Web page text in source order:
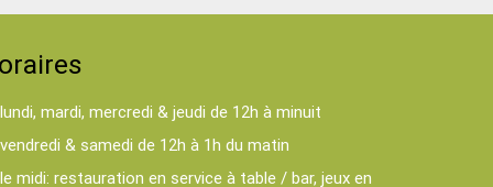
lundi, mardi, mercredi & jeudi de 12h à minuit
vendredi & samedi de 12h à 1h du matin
le midi: restauration en service à table / bar, jeux en